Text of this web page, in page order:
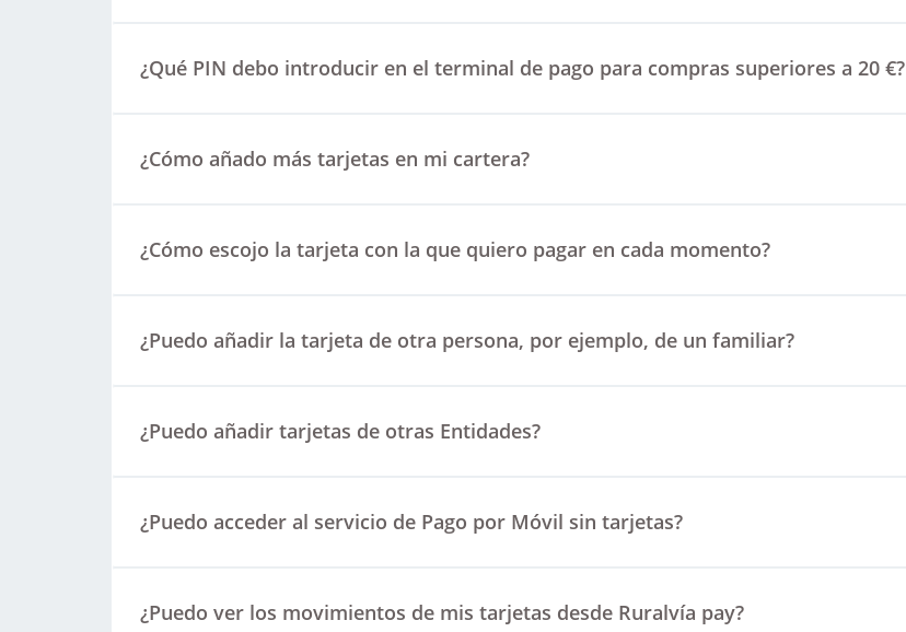
¿Qué PIN debo introducir en el terminal de pago para compras superiores a 20 €?
¿Cómo añado más tarjetas en mi cartera?
¿Cómo escojo la tarjeta con la que quiero pagar en cada momento?
¿Puedo añadir la tarjeta de otra persona, por ejemplo, de un familiar?
¿Puedo añadir tarjetas de otras Entidades?
¿Puedo acceder al servicio de Pago por Móvil sin tarjetas?
¿Puedo ver los movimientos de mis tarjetas desde Ruralvía pay?